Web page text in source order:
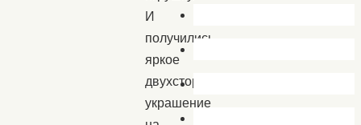
И
получились
яркое
двухстороннее
украшение